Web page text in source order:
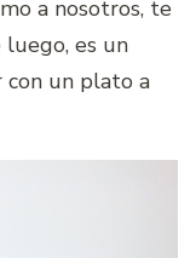
a nosotros, te
es un
un plato a